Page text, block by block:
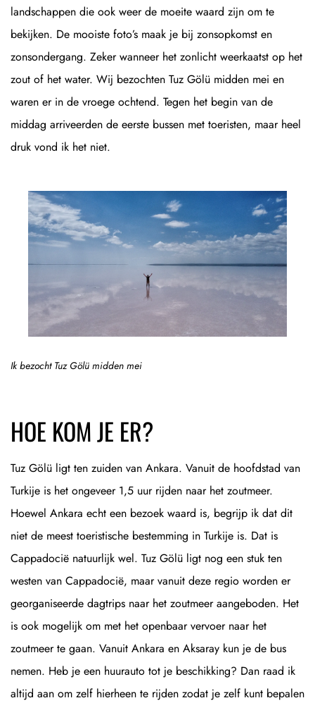
landschappen die ook weer de moeite waard zijn om te
bekijken. De mooiste foto’s maak je bij zonsopkomst en
zonsondergang. Zeker wanneer het zonlicht weerkaatst op het
zout of het water. Wij bezochten Tuz Gölü midden mei en
waren er in de vroege ochtend. Tegen het begin van de
middag arriveerden de eerste bussen met toeristen, maar heel
druk vond ik het niet.
Ik bezocht Tuz Gölü midden mei
HOE KOM JE ER?
Tuz Gölü ligt ten zuiden van Ankara. Vanuit de hoofdstad van
Turkije is het ongeveer 1,5 uur rijden naar het zoutmeer.
Hoewel Ankara echt een bezoek waard is, begrijp ik dat dit
niet de meest toeristische bestemming in Turkije is. Dat is
Cappadocië natuurlijk wel. Tuz Gölü ligt nog een stuk ten
westen van Cappadocië, maar vanuit deze regio worden er
georganiseerde dagtrips naar het zoutmeer aangeboden. Het
is ook mogelijk om met het openbaar vervoer naar het
zoutmeer te gaan. Vanuit Ankara en Aksaray kun je de bus
nemen. Heb je een huurauto tot je beschikking? Dan raad ik
altijd aan om zelf hierheen te rijden zodat je zelf kunt bepalen